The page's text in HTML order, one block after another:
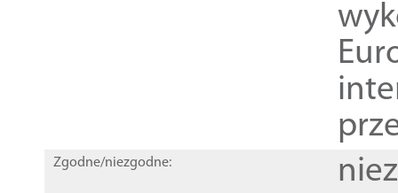
Zgodne/niezgodne: